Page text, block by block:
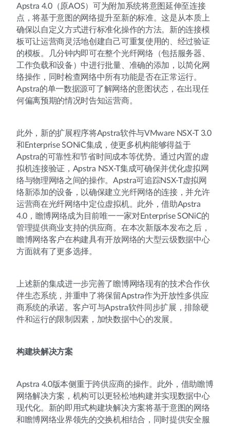
Apstra 4.0（原AOS）可为附加系统将意图延伸至连接
点，将基于意图的网络提升至新的标准。这是从本质上
确保以自定义方式进行标准化操作的方法。新的连接模
板可让运营商灵活地创建自己可重复使用的、经过验证
的模板。几分钟内即可在整个光纤网络（包括服务器、
工作负载和设备）中进行批量、准确的添加，以简化网
络操作，同时检查网络中所有功能是否在正常运行。
Apstra的单一数据源可了解网络的意图状态，在出现任
何偏离预期的情况时告知运营商。
此外，新的扩展程序将Apstra软件与VMware NSX-T 3.0
和Enterprise SONiC集成，使更多机构能够得益于
Apstra的可靠性和节省时间成本等优势。通过内置的虚
拟机连接验证，Apstra NSX-T集成可确保并优化虚拟网
络与物理网络之间的操作。Apstra可追踪NSX-T虚拟网
络新添加的设备，以确保建立光纤网络的连接，并允许
运营商在光纤网络中定位虚拟机。此外，借助Apstra
4.0，瞻博网络成为目前唯一一家对Enterprise SONiC的
管理提供商业支持的供应商。在本次新版本发布之后，
瞻博网络客户在构建具有开放网络的大型云级数据中心
方面就有了更多选择。
上述新的集成进一步完善了瞻博网络现有的技术合作伙
伴生态系统，并重申了将保留Apstra作为开放性多供应
商系统的承诺。客户可与Apstra软件同步扩展，排除硬
件和运行的限制因素，加快数据中心的发展。
构建块解决方案
Apstra 4.0版本侧重于跨供应商的操作。此外，借助瞻博
网络解决方案，机构可以更轻松地构建并实现数据中心
现代化。新的即用式构建块解决方案将基于意图的网络
和瞻博网络业界领先的交换机相结合，同时提供安全服